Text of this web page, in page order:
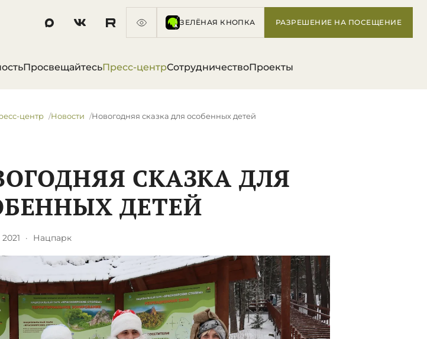
ЗЕЛЁНАЯ КНОПКА РАЗРЕШЕНИЕ НА ПОСЕЩЕНИЕ
ПросвещайтесьПресс-центрСотрудничествоПроекты
центр Новости ​Новогодняя сказка для особенных детей
СКАЗКА ДЛЯ
ДЕТЕЙ
· Нацпарк